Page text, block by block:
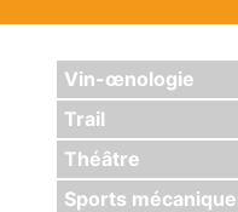
Vin-œnologie
Trail
Théâtre
Sports